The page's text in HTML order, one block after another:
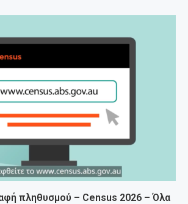
πληθυσμού – Census 2026 – Όλα